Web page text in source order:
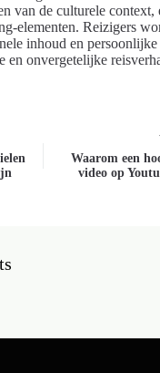
van de culturele context,
elementen. Reizigers
inhoud en
en onvergetelijke
Waarom een
video op